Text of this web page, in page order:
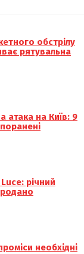
обстрілу
рятувальна
атака на Київ: 9
річний
необхідні